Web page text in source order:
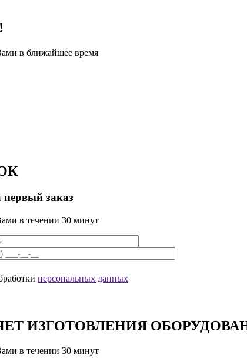
в ближайшее время
заказ
в течении 30 минут
персональных данных
ИЗГОТОВЛЕНИЯ
в течении 30 минут